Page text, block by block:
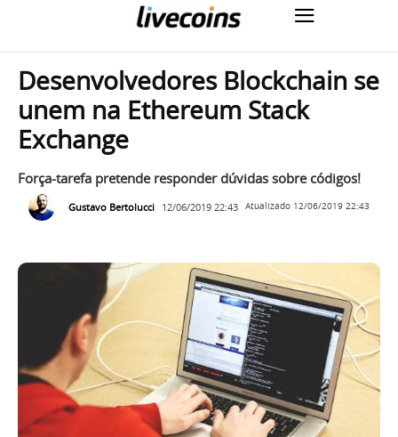
Desenvolvedores Blockchain se
unem na Ethereum Stack
Exchange
Força-tarefa pretende responder dúvidas sobre códigos!
Gustavo Bertolucci 12/06/2019 22:43 Atualizado 12/06/2019 22:43